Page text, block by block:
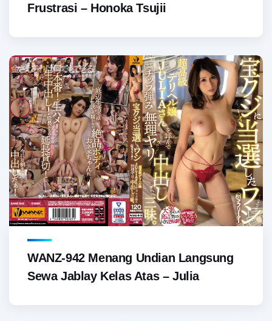
Frustrasi – Honoka Tsujii
WANZ-942 Menang Undian Langsung
Sewa Jablay Kelas Atas – Julia